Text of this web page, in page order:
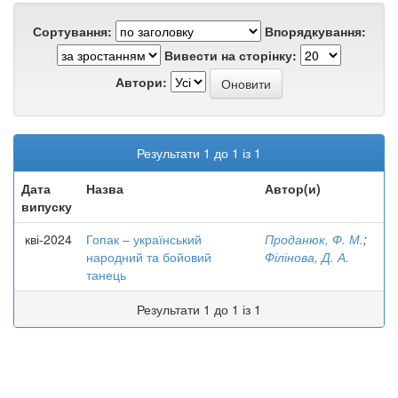
Сортування:
Впорядкування:
Вивести на сторінку:
Автори:
Результати 1 до 1 із 1
Дата
випуску
Назва Автор(и)
кві-2024
Гопак – український
народний та бойовий
танець
Проданюк, Ф. М.;
Філінова, Д. А.
Результати 1 до 1 із 1